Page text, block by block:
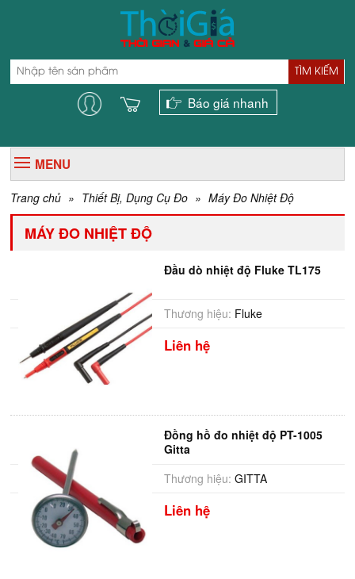
TÌM KIẾM
Báo giá nhanh
MENU
Trang chủ » Thiết Bị, Dụng Cụ Đo » Máy Đo Nhiệt Độ
MÁY ĐO NHIỆT ĐỘ
Đầu dò nhiệt độ Fluke TL175
Thương hiệu: Fluke
Liên hệ
Đồng hồ đo nhiệt độ PT-1005
Gitta
Thương hiệu: GITTA
Liên hệ